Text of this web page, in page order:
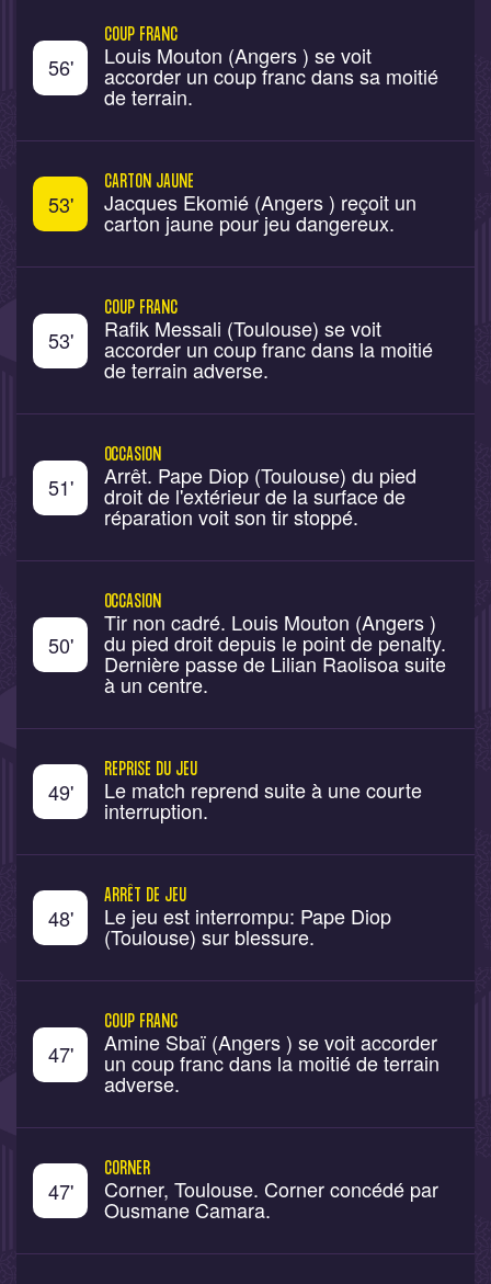
56'
COUP FRANC
Louis Mouton (Angers ) se voit
accorder un coup franc dans sa moitié
de terrain.
53'
CARTON JAUNE
Jacques Ekomié (Angers ) reçoit un
carton jaune pour jeu dangereux.
53'
COUP FRANC
Rafik Messali (Toulouse) se voit
accorder un coup franc dans la moitié
de terrain adverse.
51'
OCCASION
Arrêt. Pape Diop (Toulouse) du pied
droit de l'extérieur de la surface de
réparation voit son tir stoppé.
50'
OCCASION
Tir non cadré. Louis Mouton (Angers )
du pied droit depuis le point de penalty.
Dernière passe de Lilian Raolisoa suite
à un centre.
49'
REPRISE DU JEU
Le match reprend suite à une courte
interruption.
48'
ARRÊT DE JEU
Le jeu est interrompu: Pape Diop
(Toulouse) sur blessure.
47'
COUP FRANC
Amine Sbaï (Angers ) se voit accorder
un coup franc dans la moitié de terrain
adverse.
47'
CORNER
Corner, Toulouse. Corner concédé par
Ousmane Camara.